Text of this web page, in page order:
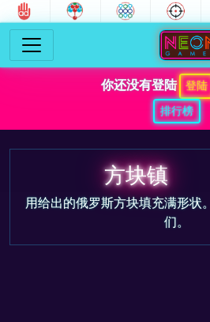
你还没有登陆 登陆
排行榜
方块镇
用给出的俄罗斯方块填充满形状
们。